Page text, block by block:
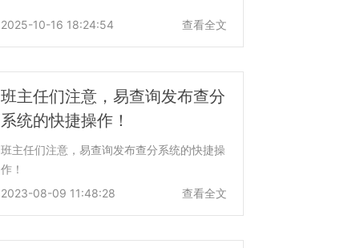
2025-10-16 18:24:54 查看全文
班主任们注意，易查询发布查分
系统的快捷操作！
班主任们注意，易查询发布查分系统的快捷操
作！
2023-08-09 11:48:28
查看全文